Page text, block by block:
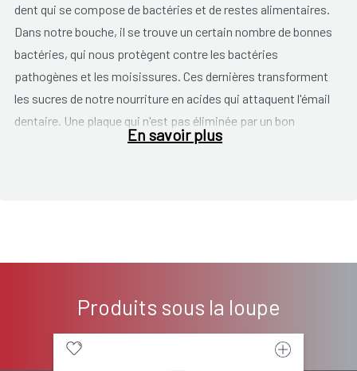
Produits sous la loupe
dent qui se compose de bactéries et de restes alimentaires.
Dans notre bouche, il se trouve un certain nombre de bonnes
bactéries, qui nous protègent contre les bactéries
pathogènes et les moisissures. Ces dernières transforment
les sucres de notre nourriture en acides qui attaquent l'émail
dentaire. Une plaque qui n'est pas éliminée par un bon
brossage des dents va se durcir en tartre. Ce tartre ne peut
préférable de manger les sucreries en 1 x plutôt que les
répartir en plusieurs fois sur la journée. Le tissu dentaire se
fragilise et s'effrite, avec comme conséquence des caries.
En savoir plus